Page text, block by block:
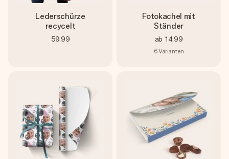
Lederschürze
recycelt
59,99
Fotokachel mit
Ständer
ab 14,99
6Varianten